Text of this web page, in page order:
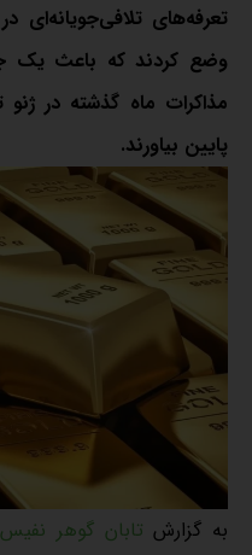
تعرفه‌های تلافی‌جویانه‌ای
وضع کردند که باعث یک
مذاکرات ماه گذشته در ژنو
پایین بیاورند.
به گزارش تابان گوهر نفیس